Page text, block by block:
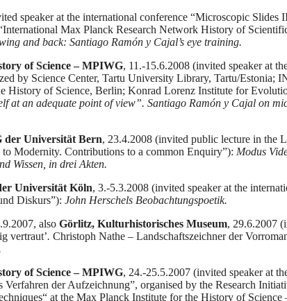
speaker at the international conference “Microscopic Slides
Max Planck Research Network History of
and back: Santiago Ramón y Cajal’s eye training.
of Science – MPIWG, 11.-15.6.2008 (invited speaker at
by Science Center, Tartu University Library, Tartu/Estonia;
History of Science, Berlin; Konrad Lorenz Institute for
at an adequate point of view”. Santiago Ramón y Cajal on
der Universität Bern, 23.4.2008 (invited public lecture in the
Modernity. Contributions to a common Enquiry”): Modus
Wissen, in drei Akten.
Universität Köln, 3.-5.3.2008 (invited speaker at the
Diskurs”): John Herschels Beobachtungspoetik.
also Görlitz, Kulturhistorisches Museum, 29.6.2007
vertraut’. Christoph Nathe – Landschaftszeichner der
of Science – MPIWG, 24.-25.5.2007 (invited speaker at
Verfahren der Aufzeichnung”, organised by the Research
at the Max Planck Institute for the History of